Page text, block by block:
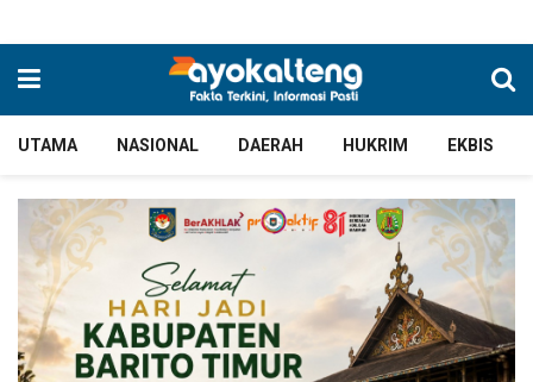
UTAMA NASIONAL DAERAH HUKRIM EKBIS